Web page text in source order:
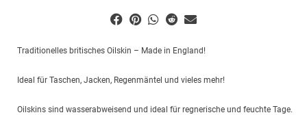
Traditionelles britisches Oilskin – Made in England!
Ideal für Taschen, Jacken, Regenmäntel und vieles mehr!
Oilskins sind wasserabweisend und ideal für regnerische und feuchte Tage.